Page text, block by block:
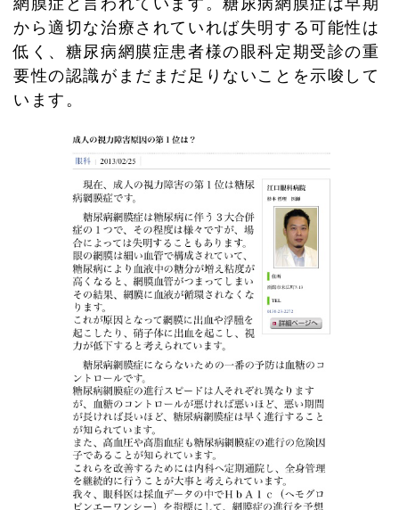
網膜症と言われています。糖尿病網膜症は早期
から適切な治療されていれば失明する可能性は
低く、糖尿病網膜症患者様の眼科定期受診の重
要性の認識がまだまだ足りないことを示唆して
います。